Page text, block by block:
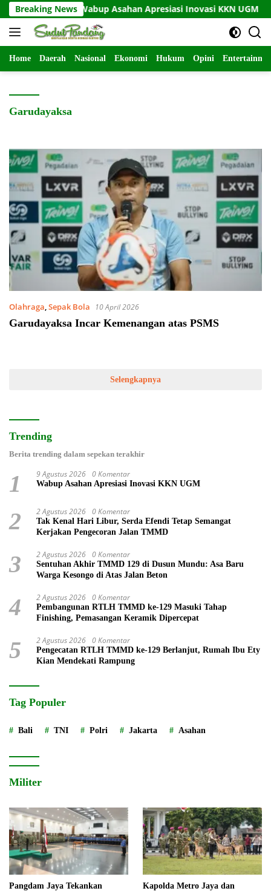
Langsung
ke
konten
Breaking NewsWabup Asahan Apresiasi Inovasi KKN UGM
Home Daerah Nasional Ekonomi Hukum Opini
Garudayaksa
Olahraga,Sepak Bola 10 April 2026
Garudayaksa Incar Kemenangan atas PSMS
Selengkapnya
Trending
Berita trending dalam sepekan terakhir
1 9 Agustus 2026 0 Komentar
Wabup Asahan Apresiasi Inovasi KKN UGM
2 2 Agustus 2026 0 Komentar
Tak Kenal Hari Libur, Serda Efendi Tetap Semangat
Kerjakan Pengecoran Jalan TMMD
3 2 Agustus 2026 0 Komentar
Sentuhan Akhir TMMD 129 di Dusun Mundu: Asa Baru
Warga Kesongo di Atas Jalan Beton
4 2 Agustus 2026 0 Komentar
Pembangunan RTLH TMMD ke-129 Masuki Tahap
Finishing, Pemasangan Keramik Dipercepat
5 2 Agustus 2026 0 Komentar
Pengecatan RTLH TMMD ke-129 Berlanjut, Rumah Ibu Ety
Kian Mendekati Rampung
Tag Populer
Bali TNI Polri Jakarta Asahan
Militer
Pangdam Jaya Tekankan
Kapolda Metro Jaya dan